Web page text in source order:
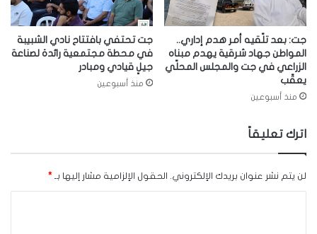
جت: بعد تلّقيه أمر هدم إداري..
المواطن جهاد شرقية يهدم مبناه
الزراعي في جت والمجلس المحلّي
يعقّب
منذ أسبوعين
جت تحتفي بافتتاح نادي الشبيبة
في محطة مجتمعية رائدة لصناعة
جيلٍ قيادي ومبادر
منذ أسبوعين
اترك تعليقاً
لن يتم نشر عنوان بريدك الإلكتروني. الحقول الإلزامية مشار إليها بـ *